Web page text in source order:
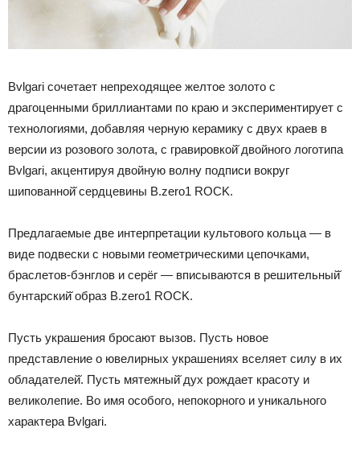
Bvlgari сочетает непреходящее желтое золото с
драгоценными бриллиантами по краю и экспериментирует с
технологиями, добавляя черную керамику с двух краев в
версии из розового золота, с гравировкой̆ двойного логотипа
Bvlgari, акцентируя двойную волну подписи вокруг
шипованной̆ сердцевины B.zero1 ROCK.
Предлагаемые две интерпретации культового кольца — в
виде подвески с новыми геометрическими цепочками,
браслетов-бэнглов и серёг — вписываются в решительный̆
бунтарский̆ образ B.zero1 ROCK.
Пусть украшения бросают вызов. Пусть новое
представление о ювелирных украшениях вселяет силу в их
обладателей̆. Пусть мятежный̆ дух рождает красоту и
великолепие. Во имя особого, непокорного и уникального
характера Bvlgari.